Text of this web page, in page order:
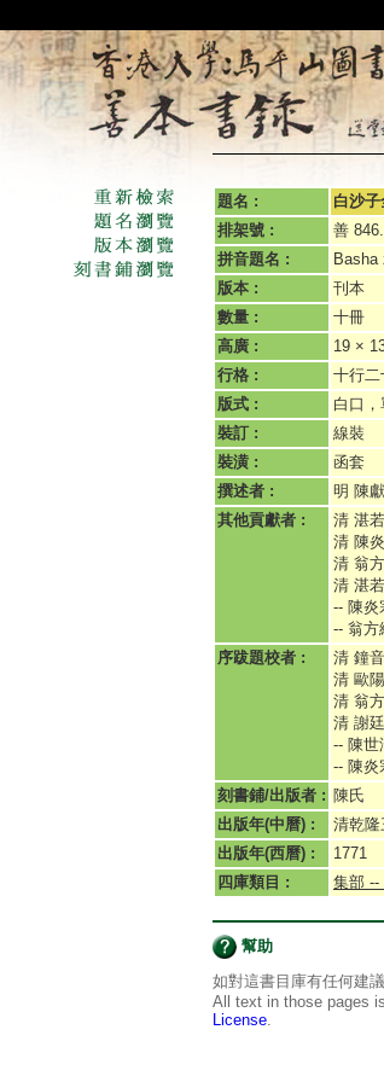
題名 :
白沙
排架號 :
善
拼音題名 :
版本 :
刊本
數量 :
十冊
高廣 :
19 ×
行格 :
十行二
版式 :
白口，
裝訂 :
線裝
裝潢 :
函套
撰述者 :
明 陳
其他貢獻者 :
清 湛
清 陳
清 翁
清 湛
-- 陳炎
-- 翁方
序跋題校者 :
清 鐘
清 歐
清 翁
清 謝
-- 陳世
-- 陳炎
刻書鋪/出版者 : 陳氏
出版年(中曆) :
清乾隆
出版年(西曆) :
1771
四庫類目 :
集部 --
幫助
如對這書目庫有任何建
All text in those pages
License.